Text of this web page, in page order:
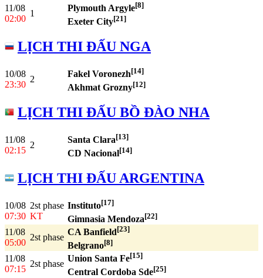
11/08
02:00
1
Plymouth Argyle[8]
Exeter City[21]
LỊCH THI ĐẤU NGA
10/08
23:30
2
Fakel Voronezh[14]
Akhmat Grozny[12]
LỊCH THI ĐẤU BỒ ĐÀO NHA
11/08
02:15
2
Santa Clara[13]
CD Nacional[14]
LỊCH THI ĐẤU ARGENTINA
10/08
07:30
2st phase
KT
Instituto[17]
Gimnasia Mendoza[22]
11/08
05:00
2st phase
CA Banfield[23]
Belgrano[8]
11/08
07:15
2st phase
Union Santa Fe[15]
Central Cordoba Sde[25]